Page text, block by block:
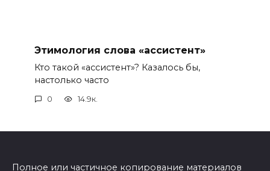
Этимология слова «ассистент»
Кто такой «ассистент»? Казалось бы,
настолько часто
0 14.9к.
Полное или частичное копирование материалов